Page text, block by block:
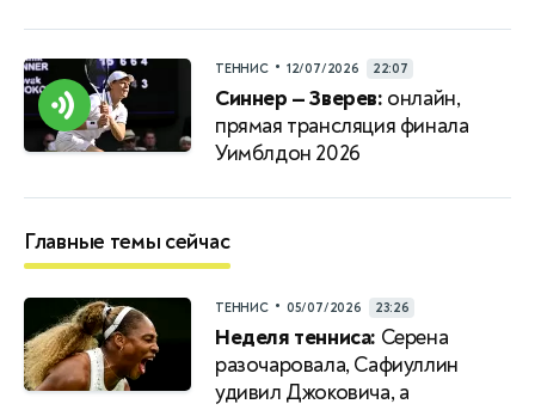
ТЕННИС • 12/07/2026 22:07
Синнер — Зверев: онлайн,
прямая трансляция финала
Уимблдон 2026
Главные темы сейчас
ТЕННИС • 05/07/2026 23:26
Неделя тенниса: Серена
разочаровала, Сафиуллин
удивил Джоковича, а